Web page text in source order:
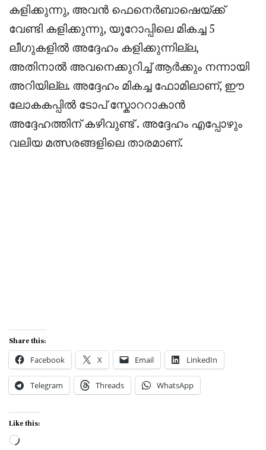
കളിക്കുന്നു, അവൻ ഫെനെർബാഷെയ്ക്ക്
വേണ്ടി കളിക്കുന്നു, യൂറോപ്പിലെ മികച്ച 5
ലീഗുകളിൽ അദ്ദേഹം കളിക്കുന്നില്ല,
അതിനാൽ അവനെക്കുറിച്ച് ആർക്കും നന്നായി
അറിയില്ല. അദ്ദേഹം മികച്ച ഫോമിലാണ്, ഈ
ലോകകപ്പിൽ ടോപ് സ്കോററാകാൻ
അദ്ദേഹത്തിന് കഴിവുണ്ട് . അദ്ദേഹം എപ്പോഴും
വലിയ മത്സരങ്ങളിലെ താരമാണ്.
Share this:
Facebook X Email LinkedIn
Telegram Threads WhatsApp
Like this:
Loading…